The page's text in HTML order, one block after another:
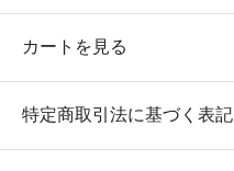
カートを見る
特定商取引法に基づく表記